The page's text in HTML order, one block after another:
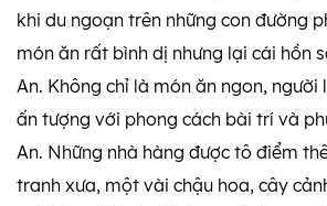
khi du ngoạn trên những con đường
món ăn rất bình dị nhưng lại cái hồn
An. Không chỉ là món ăn ngon, người
ấn tượng với phong cách bài trí và
An. Những nhà hàng được tô điểm
tranh xưa, một vài chậu hoa, cây